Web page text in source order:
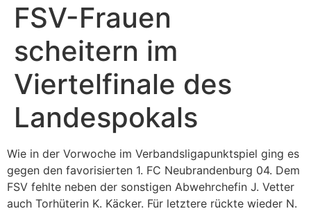
FSV-Frauen
scheitern im
Viertelfinale des
Landespokals
Wie in der Vorwoche im Verbandsligapunktspiel ging es
gegen den favorisierten 1. FC Neubrandenburg 04. Dem
FSV fehlte neben der sonstigen Abwehrchefin J. Vetter
auch Torhüterin K. Käcker. Für letztere rückte wieder N.